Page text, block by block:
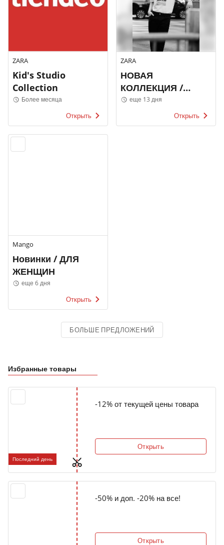
ZARA
Kid's Studio
Collection
Более месяца
Открыть
ZARA
НОВАЯ
КОЛЛЕКЦИЯ /
МУЖЧИНЫ
еще 13 дня
Открыть
Mango
Новинки / ДЛЯ
ЖЕНЩИН
еще 6 дня
Открыть
БОЛЬШЕ ПРЕДЛОЖЕНИЙ
Избранные товары
Последний день
-12% от текущей цены товара
Открыть
-50% и доп. -20% на все!
Открыть